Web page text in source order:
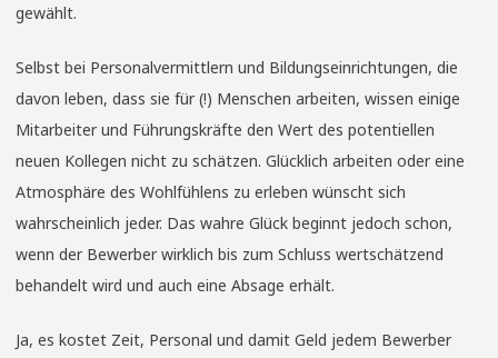
gewählt.
Selbst bei Personalvermittlern und Bildungseinrichtungen, die
davon leben, dass sie für (!) Menschen arbeiten, wissen einige
Mitarbeiter und Führungskräfte den Wert des potentiellen
neuen Kollegen nicht zu schätzen. Glücklich arbeiten oder eine
Atmosphäre des Wohlfühlens zu erleben wünscht sich
wahrscheinlich jeder. Das wahre Glück beginnt jedoch schon,
wenn der Bewerber wirklich bis zum Schluss wertschätzend
behandelt wird und auch eine Absage erhält.
Ja, es kostet Zeit, Personal und damit Geld jedem Bewerber